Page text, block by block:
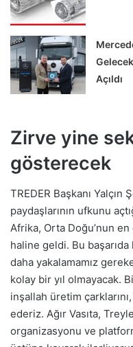
Açıldı
Zirve yine
gösterecek
TREDER Başkanı
paydaşlarının ufkunu
Afrika, Orta Doğu’nun
haline geldi. Bu
daha yakalamamız
kolay bir yıl olmayacak.
inşallah üretim
ederiz. Ağır Vasıta,
organizasyonu ve